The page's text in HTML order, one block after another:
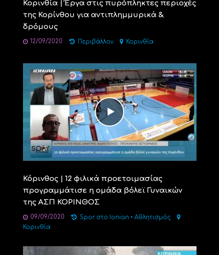
Κορινθία | Έργα στις πυρόπληκτες περιοχές
της Κορίνθου για αντιπλημμυρικά &
δρόμους
12/09/2020 Περιβάλλον Κορινθία
Κόρινθος | 12 φιλικά προετοιμασίας
προγραμμάτισε η ομάδα βόλεϊ Γυναικών
της ΑΣΠ ΚΟΡΙΝΘΟΣ
09/09/2020 Spor στο Ionian • Αθλητισμός
Κορινθία